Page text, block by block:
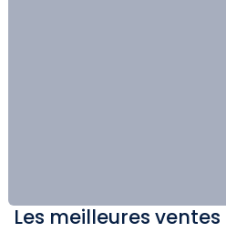
Les meilleures ventes